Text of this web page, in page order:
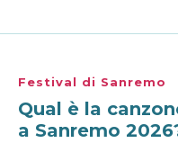
Festival di Sanremo
Qual è la
a Sanremo